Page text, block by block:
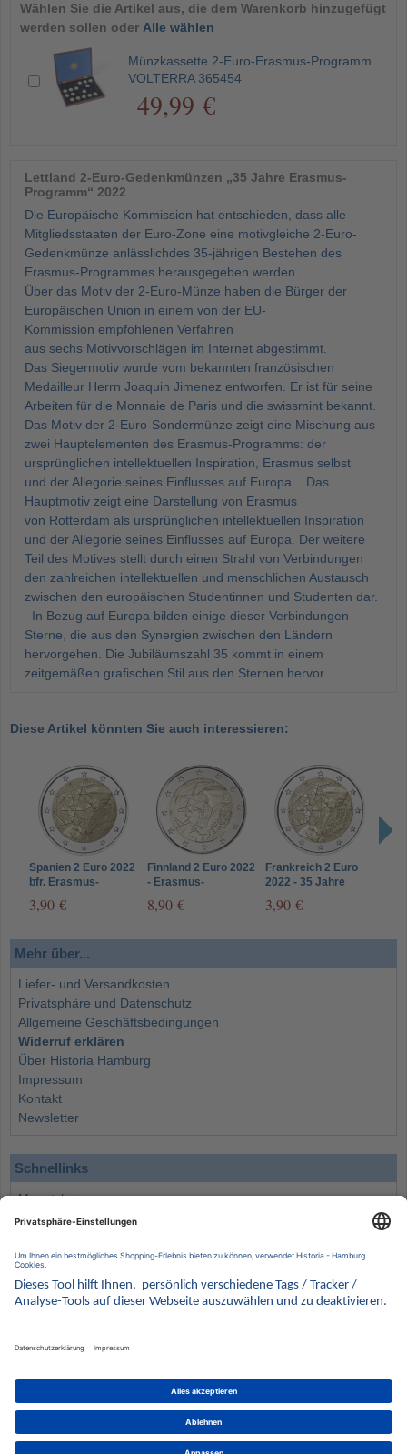
Wählen Sie die Artikel aus, die dem Warenkorb hinzugefügt
werden sollen oder Alle wählen
Münzkassette 2-Euro-Erasmus-Programm
VOLTERRA 365454
49,99 €
Lettland 2-Euro-Gedenkmünzen „35 Jahre Erasmus-
Programm“ 2022
Die Europäische Kommission hat entschieden, dass alle
Mitgliedsstaaten der Euro-Zone eine motivgleiche 2-Euro-
Gedenkmünze anlässlichdes 35-jährigen Bestehen des
Erasmus-Programmes herausgegeben werden.
Über das Motiv der 2-Euro-Münze haben die Bürger der
Europäischen Union in einem von der EU-
Kommission empfohlenen Verfahren
aus sechs Motivvorschlägen im Internet abgestimmt.
Das Siegermotiv wurde vom bekannten französischen
Medailleur Herrn Joaquin Jimenez entworfen. Er ist für seine
Arbeiten für die Monnaie de Paris und die swissmint bekannt.
Das Motiv der 2-Euro-Sondermünze zeigt eine Mischung aus
zwei Hauptelementen des Erasmus-Programms: der
ursprünglichen intellektuellen Inspiration, Erasmus selbst
und der Allegorie seines Einflusses auf Europa. Das
Hauptmotiv zeigt eine Darstellung von Erasmus
von Rotterdam als ursprünglichen intellektuellen Inspiration
und der Allegorie seines Einflusses auf Europa. Der weitere
Teil des Motives stellt durch einen Strahl von Verbindungen
den zahlreichen intellektuellen und menschlichen Austausch
zwischen den europäischen Studentinnen und Studenten dar.
In Bezug auf Europa bilden einige dieser Verbindungen
Sterne, die aus den Synergien zwischen den Ländern
hervorgehen. Die Jubiläumszahl 35 kommt in einem
zeitgemäßen grafischen Stil aus den Sternen hervor.
Diese Artikel könnten Sie auch interessieren:
Spanien 2 Euro 2022
bfr. Erasmus-
3,90 €
Finnland 2 Euro 2022
- Erasmus-
8,90 €
Frankreich 2 Euro
2022 - 35 Jahre
3,90 €
Mehr über...
Liefer- und Versandkosten
Privatsphäre und Datenschutz
Allgemeine Geschäftsbedingungen
Widerruf erklären
Über Historia Hamburg
Impressum
Kontakt
Newsletter
Schnellinks
Monatsliste
Angebote
Wissenswertes
Kontakt
Wir behalten uns vor, für ausgewählte Münzen die Differenzbesteuerung gemäß § 25a UStG
anzuwenden.
Alle Angebote freibleibend solange der Vorrat reicht. Irrtum vorbehalten. Bilder sind
Beispielbilder